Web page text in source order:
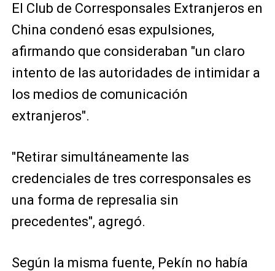
El Club de Corresponsales Extranjeros en
China condenó esas expulsiones,
afirmando que consideraban "un claro
intento de las autoridades de intimidar a
los medios de comunicación
extranjeros".
"Retirar simultáneamente las
credenciales de tres corresponsales es
una forma de represalia sin
precedentes", agregó.
Según la misma fuente, Pekín no había